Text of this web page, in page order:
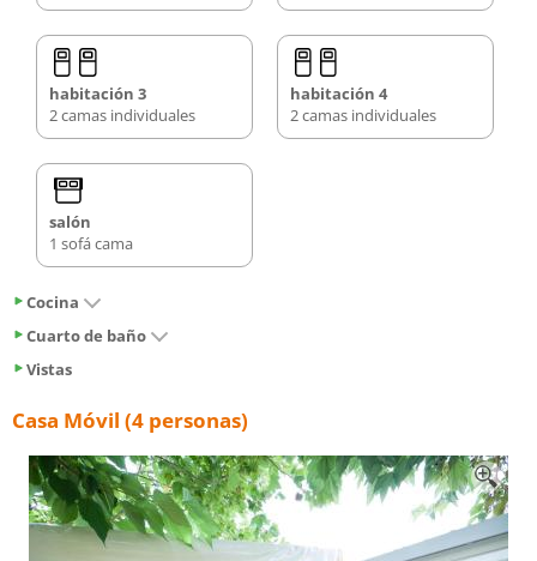
habitación 3
2 camas individuales
habitación 4
2 camas individuales
salón
1 sofá cama
Cocina
Cuarto de baño
Vistas
Casa Móvil (4 personas)